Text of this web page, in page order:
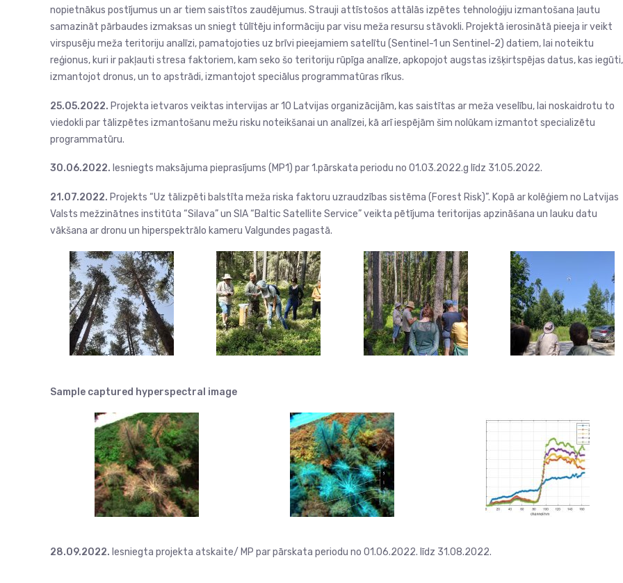
nopietnākus postījumus un ar tiem saistītos zaudējumus. Strauji attīstošos attālās izpētes tehnoloģiju izmantošana ļautu
samazināt pārbaudes izmaksas un sniegt tūlītēju informāciju par visu meža resursu stāvokli. Projektā ierosinātā pieeja ir veikt
virspusēju meža teritoriju analīzi, pamatojoties uz brīvi pieejamiem satelītu (Sentinel-1 un Sentinel-2) datiem, lai noteiktu
reģionus, kuri ir pakļauti stresa faktoriem, kam seko šo teritoriju rūpīga analīze, apkopojot augstas izšķirtspējas datus, kas iegūti,
izmantojot dronus, un to apstrādi, izmantojot speciālus programmatūras rīkus.
25.05.2022. Projekta ietvaros veiktas intervijas ar 10 Latvijas organizācijām, kas saistītas ar meža veselību, lai noskaidrotu to
viedokli par tālizpētes izmantošanu mežu risku noteikšanai un analīzei, kā arī iespējām šim nolūkam izmantot specializētu
programmatūru.
30.06.2022. Iesniegts maksājuma pieprasījums (MP1) par 1.pārskata periodu no 01.03.2022.g līdz 31.05.2022.
21.07.2022. Projekts “Uz tālizpēti balstīta meža riska faktoru uzraudzības sistēma (Forest Risk)”. Kopā ar kolēģiem no Latvijas
Valsts mežzinātnes institūta “Silava” un SIA “Baltic Satellite Service” veikta pētījuma teritorijas apzināšana un lauku datu
vākšana ar dronu un hiperspektrālo kameru Valgundes pagastā.
Sample captured hyperspectral image
28.09.2022. Iesniegta projekta atskaite/ MP par pārskata periodu no 01.06.2022. līdz 31.08.2022.